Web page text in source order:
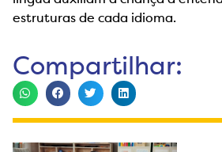
estruturas de cada idioma.
Compartilhar: